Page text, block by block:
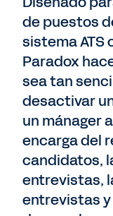
de puestos
sistema ATS
Paradox
sea tan
desactivar
un mánager
encarga del
candidatos,
entrevistas,
entrevistas y